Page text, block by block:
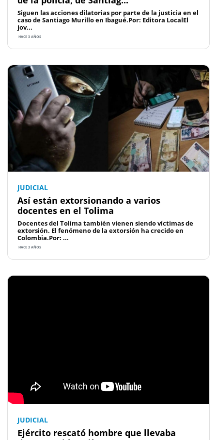
Siguen las acciones dilatorias por parte de la justicia en el
caso de Santiago Murillo en Ibagué.Por: Editora LocalEl
jov...
HACE 3 AÑOS
JUDICIAL
Así están extorsionando a varios
docentes en el Tolima
Docentes del Tolima también vienen siendo víctimas de
extorsión. El fenómeno de la extorsión ha crecido en
Colombia.Por: ...
HACE 3 AÑOS
JUDICIAL
Ejército rescató hombre que llevaba